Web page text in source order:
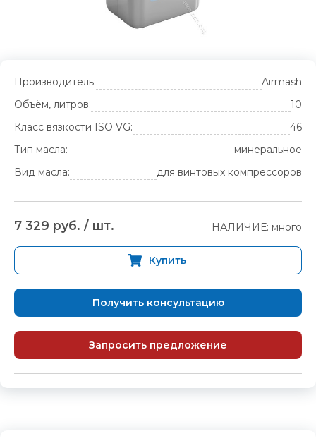
Производитель:
Airmash
Объём, литров:
10
Класс вязкости ISO VG:
46
Тип масла:
минеральное
Вид масла:
для винтовых компрессоров
7 329 руб. / шт. НАЛИЧИЕ: много
Купить
Получить консультацию
Запросить предложение